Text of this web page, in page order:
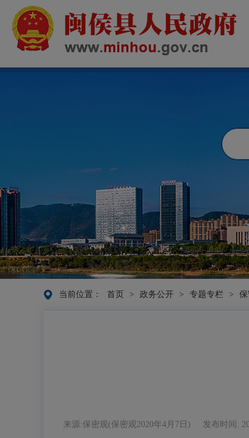
当前位置： 首页 > 政务公开 > 专题专栏 >
来源:保密观(保密观2020年4月7日) 发布时间: